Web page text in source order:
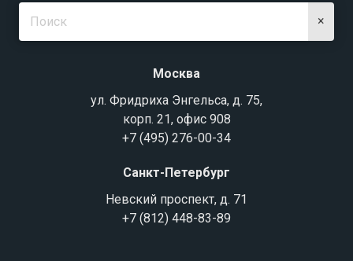
×
Москва
ул. Фридриха Энгельса, д. 75,
корп. 21, офис 908
+7 (495) 276-00-34
Санкт-Петербург
Невский проспект, д. 71
+7 (812) 448-83-89